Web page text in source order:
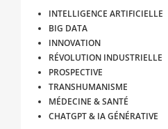
INTELLIGENCE ARTIFICIELLE
BIG DATA
INNOVATION
RÉVOLUTION INDUSTRIELLE
PROSPECTIVE
TRANSHUMANISME
MÉDECINE & SANTÉ
CHATGPT & IA GÉNÉRATIVE